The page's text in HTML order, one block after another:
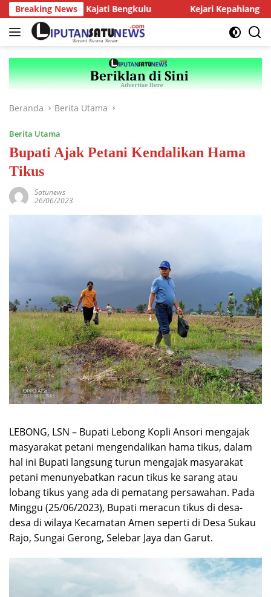
Langsung
ke
konten
Breaking News
dengan Kajati Bengkulu Kejari Kepahiang Tegaskan
Beranda Berita Utama
Berita Utama
Bupati Ajak Petani Kendalikan Hama
Tikus
Satunews
26/06/2023
LEBONG, LSN – Bupati Lebong Kopli Ansori mengajak
masyarakat petani mengendalikan hama tikus, dalam
hal ini Bupati langsung turun mengajak masyarakat
petani menunyebatkan racun tikus ke sarang atau
lobang tikus yang ada di pematang persawahan. Pada
Minggu (25/06/2023), Bupati meracun tikus di desa-
desa di wilaya Kecamatan Amen seperti di Desa Sukau
Rajo, Sungai Gerong, Selebar Jaya dan Garut.